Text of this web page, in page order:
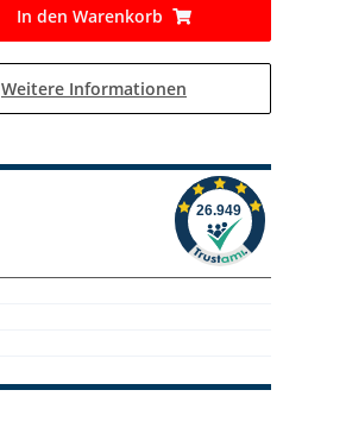
In den Warenkorb
Weitere Informationen